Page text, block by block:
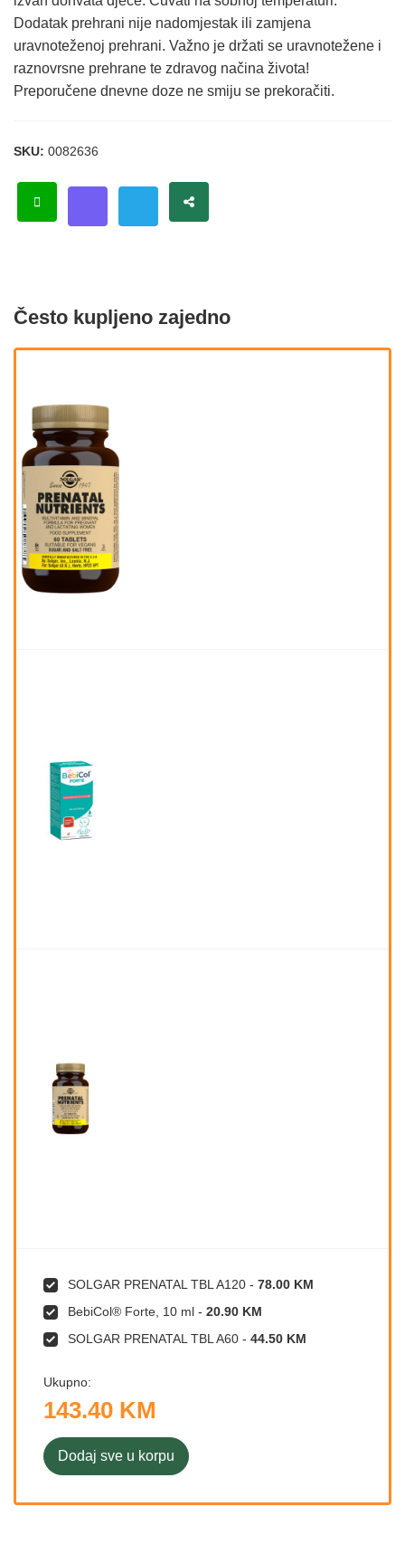
Dodatak prehrani nije nadomjestak ili zamjena
uravnoteženoj prehrani. Važno je držati se uravnotežene i
raznovrsne prehrane te zdravog načina života!
Preporučene dnevne doze ne smiju se prekoračiti.
SKU: 0082636
Često kupljeno zajedno
SOLGAR PRENATAL TBL A120 - 78.00 KM
BebiCol® Forte, 10 ml - 20.90 KM
SOLGAR PRENATAL TBL A60 - 44.50 KM
Ukupno:
143.40 KM
Dodaj sve u korpu